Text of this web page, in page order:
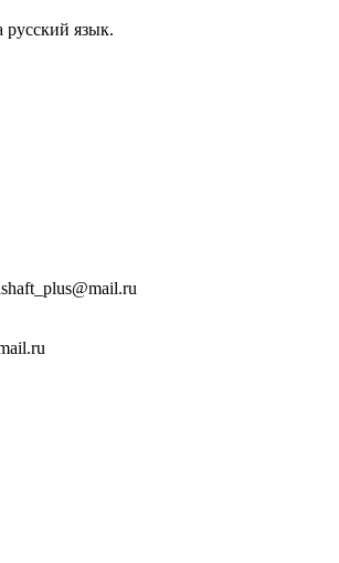
русский язык.